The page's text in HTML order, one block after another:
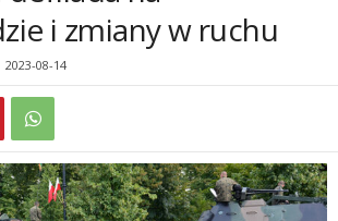
i zmiany w ruchu
2023-08-14